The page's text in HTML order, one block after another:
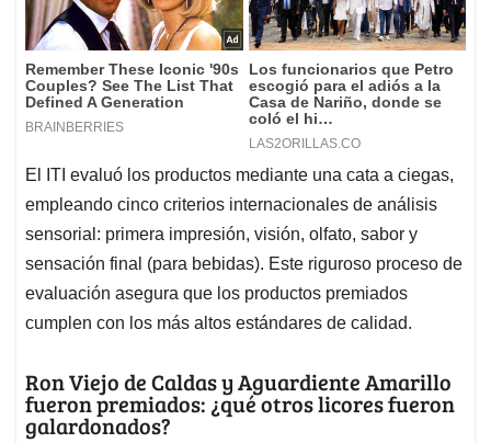
El ITI evaluó los productos mediante una cata a ciegas,
empleando cinco criterios internacionales de análisis
sensorial: primera impresión, visión, olfato, sabor y
sensación final (para bebidas). Este riguroso proceso de
evaluación asegura que los productos premiados
cumplen con los más altos estándares de calidad.
Ron Viejo de Caldas y Aguardiente Amarillo
fueron premiados: ¿qué otros licores fueron
galardonados?